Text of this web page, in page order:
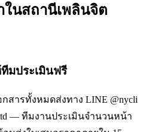
ในสถานีเพลินจิต
มประเมินฟรี
กสารทั้งหมดส่งทาง LINE @nycli
— ทีมงานประเมินจำนวนหน้า